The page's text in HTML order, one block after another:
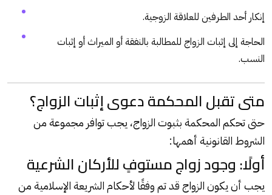
إنكار أحد الطرفين للعلاقة الزوجية.
الحاجة إلى إثبات الزواج للمطالبة بالنفقة أو الميراث أو إثبات
النسب.
متى تقبل المحكمة دعوى إثبات الزواج؟
حتى تحكم المحكمة بثبوت الزواج، يجب توافر مجموعة من
الشروط القانونية أهمها:
أولًا: وجود زواج مستوفٍ للأركان الشرعية
يجب أن يكون الزواج قد تم وفقًا لأحكام الشريعة الإسلامية من